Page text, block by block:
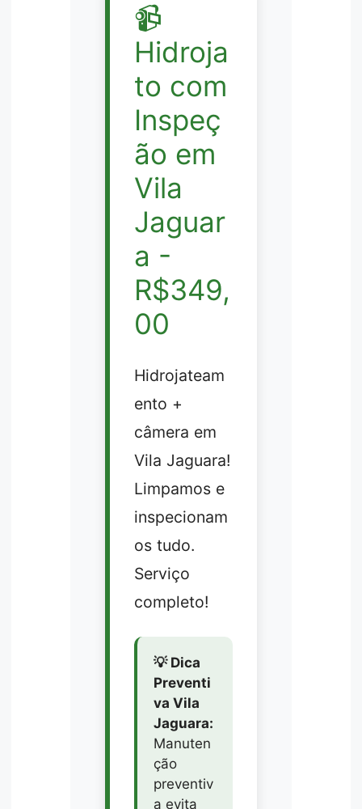
📹
Hidroja
to com
Inspeç
ão em
Vila
Jaguar
a -
R$349,
00
Hidrojateam
ento +
câmera em
Vila Jaguara!
Limpamos e
inspecionam
os tudo.
Serviço
completo!
💡 Dica
Preventi
va Vila
Jaguara:
Manuten
ção
preventiv
a evita